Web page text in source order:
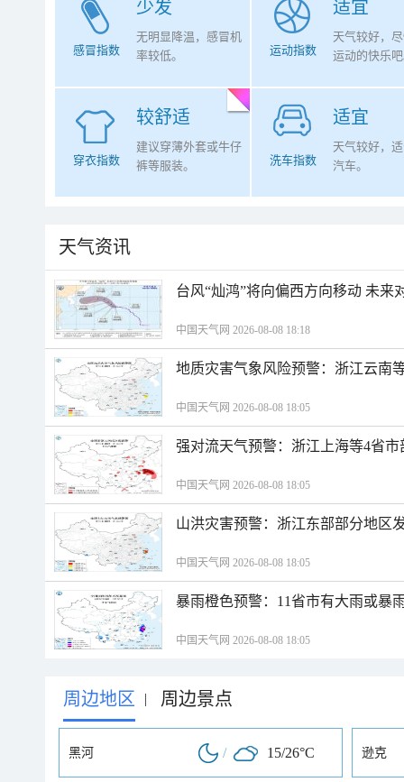
少发
感冒指数
无明显降温，感冒机
率较低。
适宜
运动指数
天气较好，
运动的快乐
较舒适
穿衣指数
建议穿薄外套或牛仔
裤等服装。
适宜
洗车指数
天气较好，
汽车。
天气资讯
台风“灿鸿”将向偏西方向移动 未来
中国天气网 2026-08-08 18:18
地质灾害气象风险预警：浙江云南
中国天气网 2026-08-08 18:05
强对流天气预警：浙江上海等4省
中国天气网 2026-08-08 18:05
山洪灾害预警：浙江东部部分地区
中国天气网 2026-08-08 18:05
暴雨橙色预警：11省市有大雨或暴
中国天气网 2026-08-08 18:05
周边地区 | 周边景点
黑河 / 15/26°C 逊克